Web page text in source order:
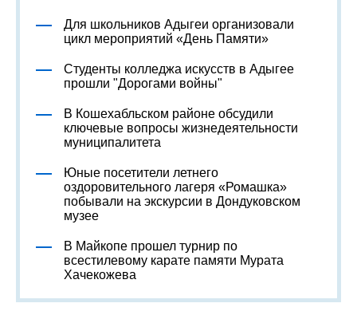
Для школьников Адыгеи организовали
цикл мероприятий «День Памяти»
Студенты колледжа искусств в Адыгее
прошли "Дорогами войны"
В Кошехабльском районе обсудили
ключевые вопросы жизнедеятельности
муниципалитета
Юные посетители летнего
оздоровительного лагеря «Ромашка»
побывали на экскурсии в Дондуковском
музее
В Майкопе прошел турнир по
всестилевому карате памяти Мурата
Хачекожева